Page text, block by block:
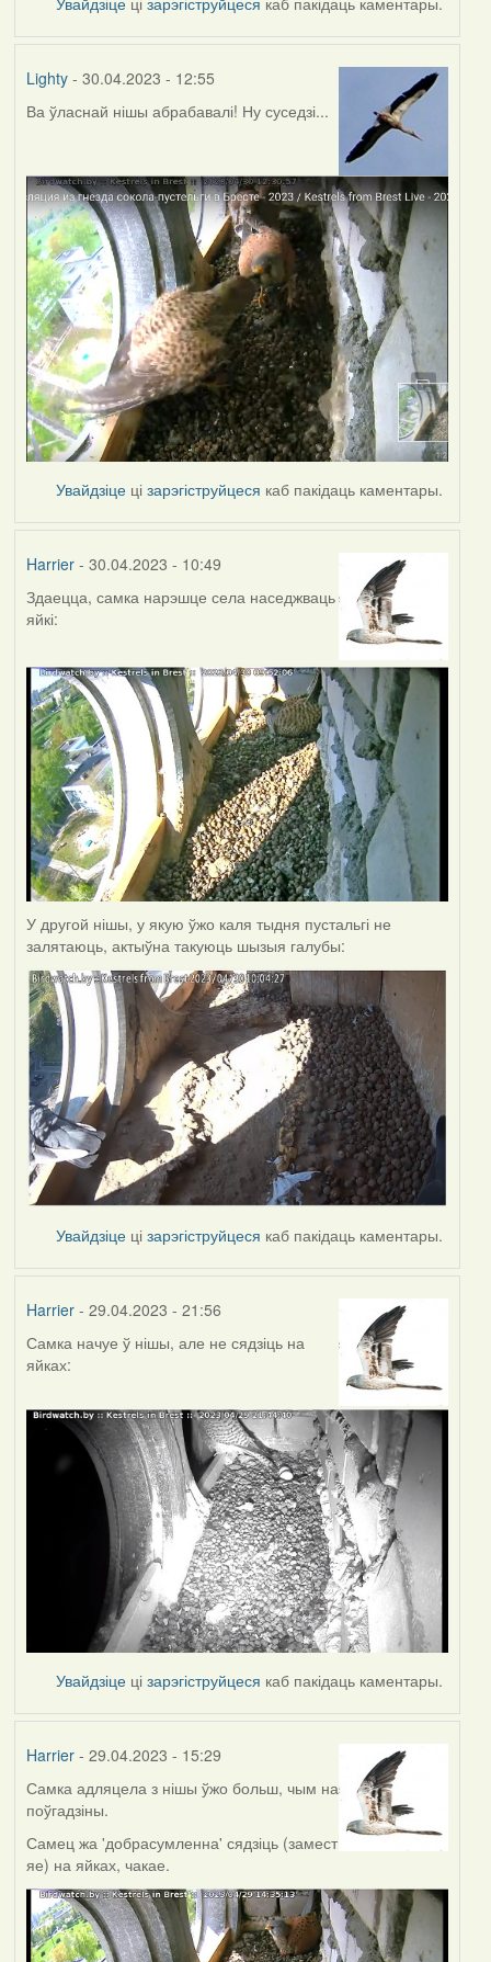
Lighty- 30.04.2023 - 12:55
Ва ўласнай нішы абрабавалі! Ну суседзі...
Увайдзіце цізарэгіструйцеся каб пакідаць каментары.
Harrier- 30.04.2023 - 10:49
Здаецца, самка нарэшце села наседжваць
яйкі:
У другой нішы, у якую ўжо каля тыдня пустальгі не
залятаюць, актыўна такуюць шызыя галубы:
Увайдзіце цізарэгіструйцеся каб пакідаць каментары.
Harrier- 29.04.2023 - 21:56
Самка начуе ў нішы, але не сядзіць на
яйках:
Увайдзіце цізарэгіструйцеся каб пакідаць каментары.
Harrier- 29.04.2023 - 15:29
Самка адляцела з нішы ўжо больш, чым на
поўгадзіны.
Самец жа 'добрасумленна' сядзіць (замест
яе) на яйках, чакае.